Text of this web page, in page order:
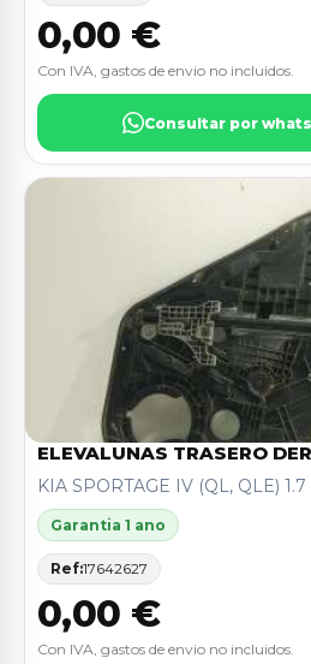
0,00 €
Con IVA, gastos de envio no incluidos.
Consultar por
ELEVALUNAS TRASERO
KIA SPORTAGE IV (QL, QLE) 1.7
Garantia 1 ano
Ref:17642627
0,00 €
Con IVA, gastos de envio no incluidos.